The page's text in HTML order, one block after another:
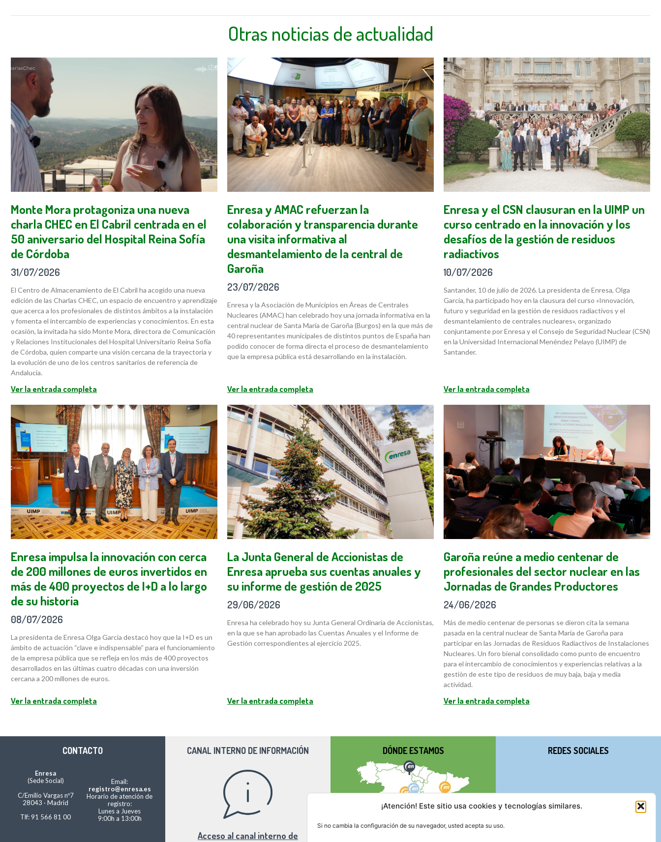
¡Atención! Este sitio usa cookies y tecnologías similares.
Si no cambia la configuración de su navegador, usted acepta su uso.
Otras noticias de actualidad
Monte Mora protagoniza una nueva
charla CHEC en El Cabril centrada en el
50 aniversario del Hospital Reina Sofía
de Córdoba
31/07/2026
El Centro de Almacenamiento de El Cabril ha acogido una nueva
edición de las Charlas CHEC, un espacio de encuentro y aprendizaje
que acerca a los profesionales de distintos ámbitos a la instalación
y fomenta el intercambio de experiencias y conocimientos. En esta
ocasión, la invitada ha sido Monte Mora, directora de Comunicación
y Relaciones Institucionales del Hospital Universitario Reina Sofía
de Córdoba, quien comparte una visión cercana de la trayectoria y
la evolución de uno de los centros sanitarios de referencia de
Andalucía.
Ver la entrada completa
Enresa y AMAC refuerzan la
colaboración y transparencia durante
una visita informativa al
desmantelamiento de la central de
Garoña
23/07/2026
Enresa y la Asociación de Municipios en Áreas de Centrales
Nucleares (AMAC) han celebrado hoy una jornada informativa en la
central nuclear de Santa María de Garoña (Burgos) en la que más de
40 representantes municipales de distintos puntos de España han
podido conocer de forma directa el proceso de desmantelamiento
que la empresa pública está desarrollando en la instalación.
Ver la entrada completa
Enresa y el CSN clausuran en la UIMP un
curso centrado en la innovación y los
desafíos de la gestión de residuos
radiactivos
10/07/2026
Santander, 10 de julio de 2026. La presidenta de Enresa, Olga
García, ha participado hoy en la clausura del curso «Innovación,
futuro y seguridad en la gestión de residuos radiactivos y el
desmantelamiento de centrales nucleares», organizado
conjuntamente por Enresa y el Consejo de Seguridad Nuclear (CSN)
en la Universidad Internacional Menéndez Pelayo (UIMP) de
Santander.
Ver la entrada completa
Enresa impulsa la innovación con cerca
de 200 millones de euros invertidos en
más de 400 proyectos de I+D a lo largo
de su historia
08/07/2026
La presidenta de Enresa Olga García destacó hoy que la I+D es un
ámbito de actuación “clave e indispensable” para el funcionamiento
de la empresa pública que se refleja en los más de 400 proyectos
desarrollados en las últimas cuatro décadas con una inversión
cercana a 200 millones de euros.
Ver la entrada completa
La Junta General de Accionistas de
Enresa aprueba sus cuentas anuales y
su informe de gestión de 2025
29/06/2026
Enresa ha celebrado hoy su Junta General Ordinaria de Accionistas,
en la que se han aprobado las Cuentas Anuales y el Informe de
Gestión correspondientes al ejercicio 2025.
Ver la entrada completa
Garoña reúne a medio centenar de
profesionales del sector nuclear en las
Jornadas de Grandes Productores
24/06/2026
Más de medio centenar de personas se dieron cita la semana
pasada en la central nuclear de Santa María de Garoña para
participar en las Jornadas de Residuos Radiactivos de Instalaciones
Nucleares. Un foro bienal consolidado como punto de encuentro
para el intercambio de conocimientos y experiencias relativas a la
gestión de este tipo de residuos de muy baja, baja y media
actividad.
Ver la entrada completa
CONTACTO
Enresa
(Sede Social)
C/Emilio Vargas nº7
28043 · Madrid
Tlf: 91 566 81 00
Email:
registro@enresa.es
Horario de atención de
registro:
Lunes a Jueves
9:00h a 13:00h
CANAL INTERNO DE INFORMACIÓN
Acceso al canal interno de
DÓNDE ESTAMOS REDES SOCIALES